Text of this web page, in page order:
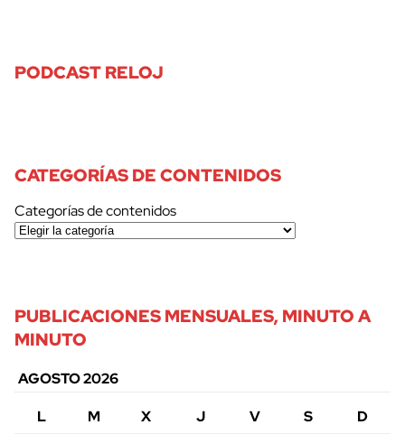
PODCAST RELOJ
CATEGORÍAS DE CONTENIDOS
Categorías de contenidos
PUBLICACIONES MENSUALES, MINUTO A
MINUTO
AGOSTO 2026
L
M X J V S D